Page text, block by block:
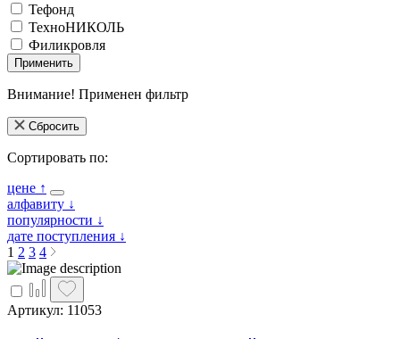
Тефонд
ТехноНИКОЛЬ
Филикровля
Применить
Внимание! Применен фильтр
Сбросить
Сортировать по:
цене ↑
алфавиту ↓
популярности ↓
дате поступления ↓
1 2 3 4
Артикул: 11053